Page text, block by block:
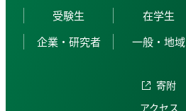
受験生 在学生
企業・研究者
一般・地域
寄附
アクセス